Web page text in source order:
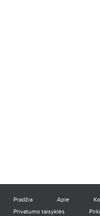
Pradžia Apie
Privatumo taisyklės